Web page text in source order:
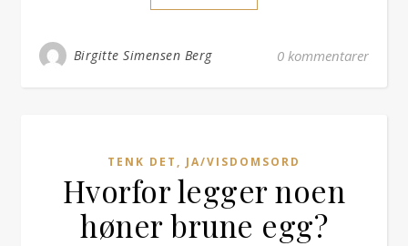
Birgitte Simensen Berg 0 kommentarer
TENK DET, JA/VISDOMSORD
Hvorfor legger noen
høner brune egg?